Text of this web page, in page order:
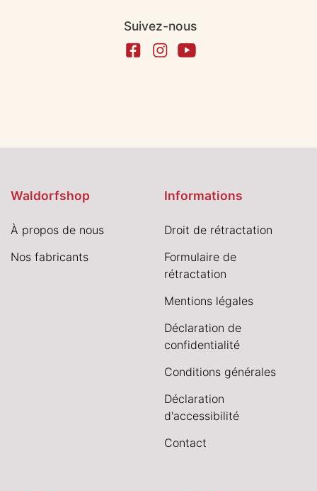
Suivez-nous
Waldorfshop
À propos de nous
Nos fabricants
Informations
Droit de rétractation
Formulaire de
rétractation
Mentions légales
Déclaration de
confidentialité
Conditions générales
Déclaration
d'accessibilité
Contact